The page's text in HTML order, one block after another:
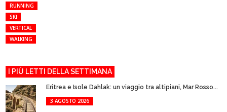
RUNNING
SKI
VERTICAL
WALKING
I PIÙ LETTI DELLA SETTIMANA
Eritrea e Isole Dahlak: un viaggio tra altipiani, Mar Rosso...
3 AGOSTO 2026